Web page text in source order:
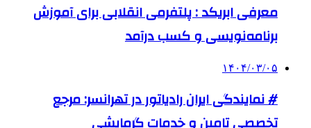
معرفی ابریکد : پلتفرمی انقلابی برای آموزش
برنامه‌نویسی و کسب درآمد
۱۴۰۴/۰۳/۰۵
# نمایندگی ایران رادیاتور در تهرانسر: مرجع
تخصصی تامین و خدمات گرمایشی